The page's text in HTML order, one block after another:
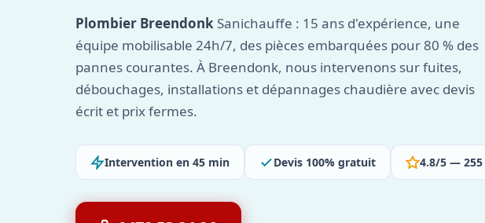
Plombier Breendonk Sanichauffe : 15 ans d'expérience, une
équipe mobilisable 24h/7, des pièces embarquées pour 80 % des
pannes courantes. À Breendonk, nous intervenons sur fuites,
débouchages, installations et dépannages chaudière avec devis
écrit et prix fermes.
Intervention en 45 min Devis 100% gratuit 4.8/5 — 255